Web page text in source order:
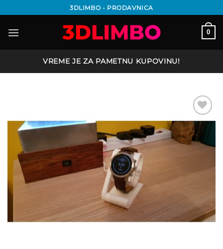
na
sadržaj
3DLIMBO - PRODAVNICA
0
VREME JE ZA PAMETNU KUPOVINU!
Add to
wishlist